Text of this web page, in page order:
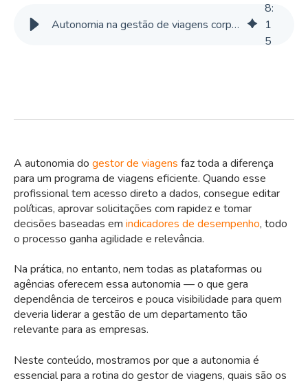
Autonomia na gestão de viagens corporativas: decisores amam a VOLL
8:
1
5
A autonomia do gestor de viagens faz toda a diferença
para um programa de viagens eficiente. Quando esse
profissional tem acesso direto a dados, consegue editar
políticas, aprovar solicitações com rapidez e tomar
decisões baseadas em indicadores de desempenho, todo
o processo ganha agilidade e relevância.
Na prática, no entanto, nem todas as plataformas ou
agências oferecem essa autonomia — o que gera
dependência de terceiros e pouca visibilidade para quem
deveria liderar a gestão de um departamento tão
relevante para as empresas.
Neste conteúdo, mostramos por que a autonomia é
essencial para a rotina do gestor de viagens, quais são os